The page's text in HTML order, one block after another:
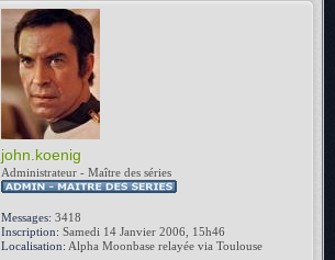
john.koenig
Administrateur - Maître des séries
Messages: 3418
Inscription: Samedi 14 Janvier 2006, 15h46
Localisation: Alpha Moonbase relayée via Toulouse